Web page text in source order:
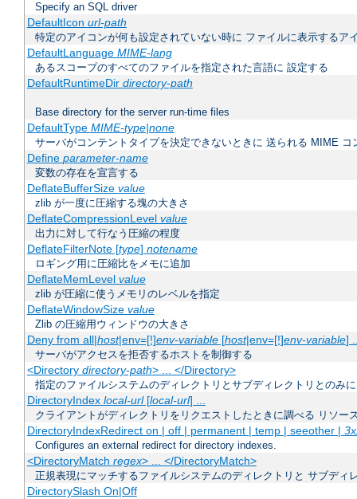
Specify an SQL driver
DefaultIcon url-path
特定のアイコンが何も設定されていない時に ファイルに表示するア
DefaultLanguage MIME-lang
あるスコープのすべてのファイルを指定された言語に 設定する
DefaultRuntimeDir directory-path
Base directory for the server run-time files
DefaultType MIME-type|none
サーバがコンテントタイプを決定できないときに 送られる MIME コ
Define parameter-name
変数の存在を宣言する
DeflateBufferSize value
zlib が一度に圧縮する塊の大きさ
DeflateCompressionLevel value
出力に対して行なう圧縮の程度
DeflateFilterNote [type] notename
ロギング用に圧縮比をメモに追加
DeflateMemLevel value
zlib が圧縮に使うメモリのレベルを指定
DeflateWindowSize value
Zlib の圧縮用ウィンドウの大きさ
Deny from all|host|env=[!]env-variable[host|env=[!]env-variable]
サーバがアクセスを拒否するホストを制御する
<Directory directory-path> ... </Directory>
指定のファイルシステムのディレクトリとサブディレクトリとのみ
DirectoryIndex local-url[local-url] ...
クライアントがディレクトリをリクエストしたときに調べる リソー
DirectoryIndexRedirect on | off | permanent | temp | seeother |
Configures an external redirect for directory indexes.
<DirectoryMatch regex> ... </DirectoryMatch>
正規表現にマッチするファイルシステムのディレクトリと サブディ
DirectorySlash On|Off